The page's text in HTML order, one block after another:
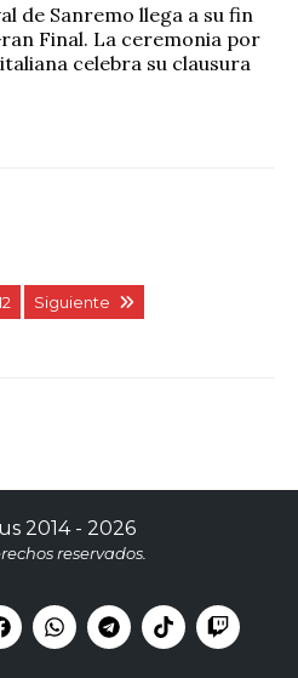
de Sanremo llega a su fin
Final. La ceremonia por
celebra su clausura
Siguiente
2014 - 2026
reservados.